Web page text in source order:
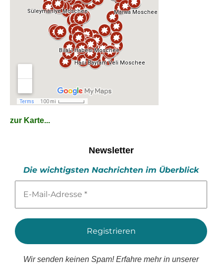
zur Karte...
Newsletter
Die wichtigsten Nachrichten im Überblick
Mail-
*
Wir senden keinen Spam! Erfahre mehr in unserer